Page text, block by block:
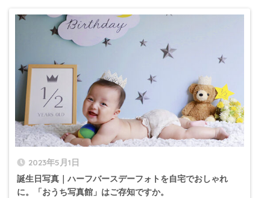
2023年5月1日
誕生日写真｜ハーフバースデーフォトを自宅でおしゃれ
に。「おうち写真館」はご存知ですか。